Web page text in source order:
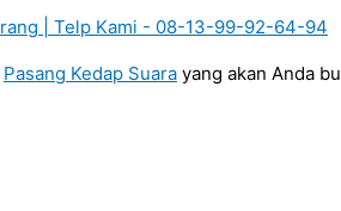
Pasang Kedap Suara yang akan Anda